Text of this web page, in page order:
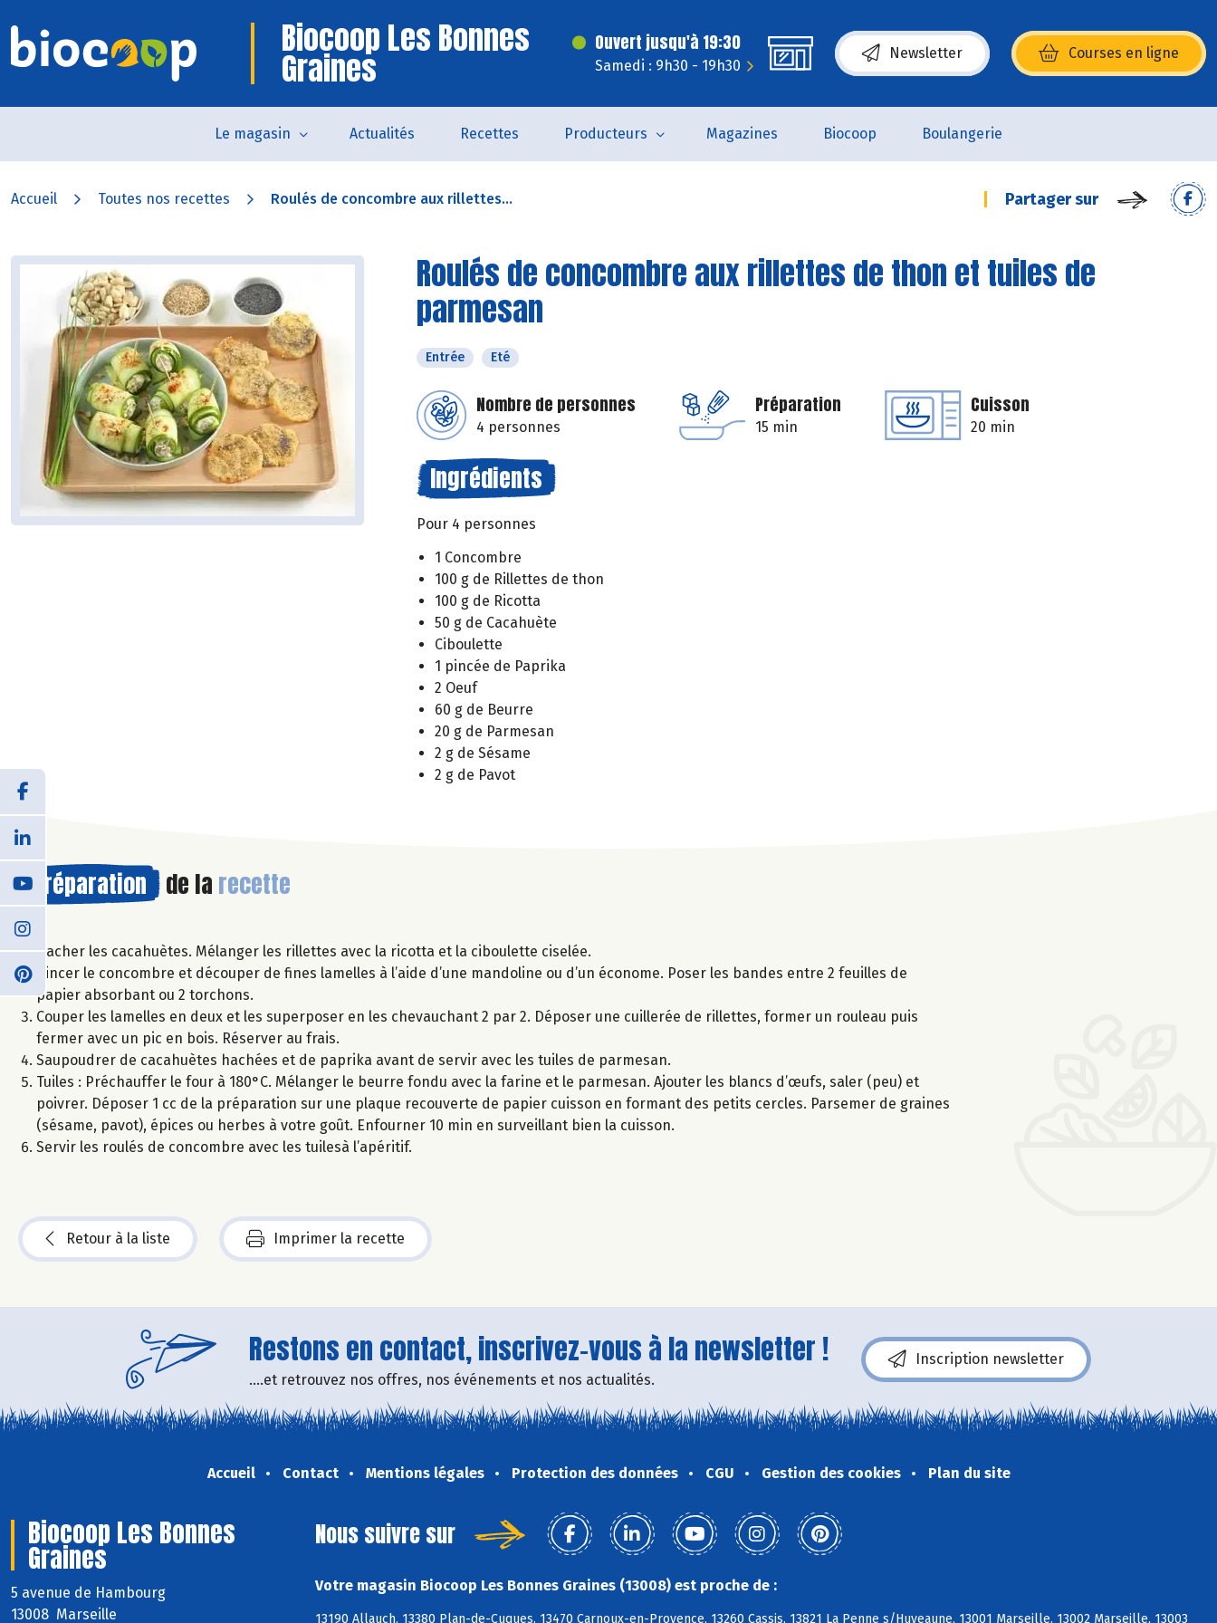
Biocoop Les Bonnes
Graines
Ouvert jusqu'à 19:30
Samedi : 9h30 - 19h30
Newsletter Courses en ligne
(s’ouvre dans une nouvelle fenêtre)
Le magasin Actualités Recettes Producteurs Magazines Biocoop Boulangerie
Accueil Toutes nos recettes Roulés de concombre aux rillettes... Partager sur
Roulés de concombre aux rillettes de thon et tuiles de
parmesan
Entrée Eté
Nombre de personnes
4 personnes
Préparation
15 min
Cuisson
20 min
Ingrédients
Pour 4 personnes
1 Concombre
100 g de Rillettes de thon
100 g de Ricotta
50 g de Cacahuète
Ciboulette
1 pincée de Paprika
2 Oeuf
60 g de Beurre
20 g de Parmesan
2 g de Sésame
2 g de Pavot
Préparation de la recette
Hacher les cacahuètes. Mélanger les rillettes avec la ricotta et la ciboulette ciselée.
Rincer le concombre et découper de fines lamelles à l’aide d’une mandoline ou d’un économe. Poser les bandes entre 2 feuilles de
papier absorbant ou 2 torchons.
Couper les lamelles en deux et les superposer en les chevauchant 2 par 2. Déposer une cuillerée de rillettes, former un rouleau puis
fermer avec un pic en bois. Réserver au frais.
Saupoudrer de cacahuètes hachées et de paprika avant de servir avec les tuiles de parmesan.
Tuiles : Préchauffer le four à 180°C. Mélanger le beurre fondu avec la farine et le parmesan. Ajouter les blancs d’œufs, saler (peu) et
poivrer. Déposer 1 cc de la préparation sur une plaque recouverte de papier cuisson en formant des petits cercles. Parsemer de graines
(sésame, pavot), épices ou herbes à votre goût. Enfourner 10 min en surveillant bien la cuisson.
Servir les roulés de concombre avec les tuilesà l’apéritif.
Retour à la liste Imprimer la recette
Restons en contact, inscrivez-vous à la newsletter !
....et retrouvez nos offres, nos événements et nos actualités.
Inscription newsletter
Accueil Contact Mentions légales Protection des données CGU Gestion des cookies Plan du site
Biocoop Les Bonnes
Graines
5 avenue de Hambourg
13008 Marseille
Nous suivre sur
Votre magasin Biocoop Les Bonnes Graines (13008) est proche de :
13190 Allauch, 13380 Plan-de-Cuques, 13470 Carnoux-en-Provence, 13260 Cassis, 13821 La Penne s/Huveaune, 13001 Marseille, 13002 Marseille, 13003